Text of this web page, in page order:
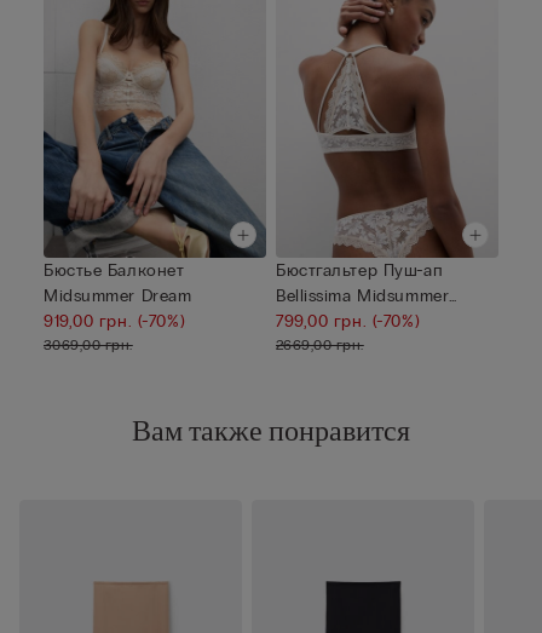
Бюстье Балконет
Midsummer Dream
919,00 грн. (-70%)
3069,00 грн.
Бюстгальтер Пуш-ап
Bellissima Midsummer
Dream
799,00 грн. (-70%)
2669,00 грн.
Вам также понравится